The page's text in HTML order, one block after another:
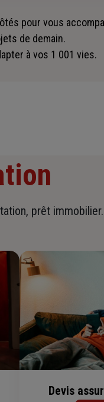
pour vous
de demain.
à vos 1 001 vies.
prêt immobilier.
Devis